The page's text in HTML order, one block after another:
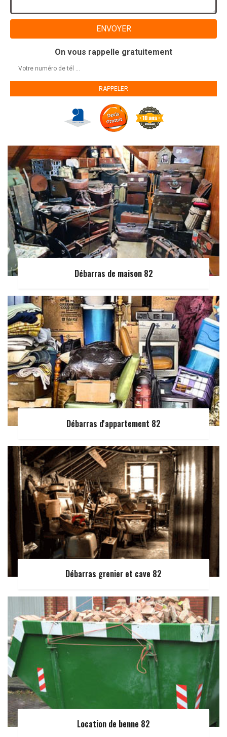
On vous rappelle gratuitement
Débarras de maison 82
Débarras d'appartement 82
Débarras grenier et cave 82
Location de benne 82